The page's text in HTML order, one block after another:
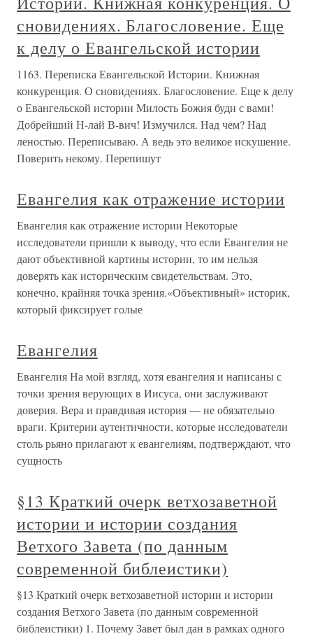
сновидениях. Благословение. Еще
к делу о Евангельской истории
1163. Переписка Евангельской Истории. Книжная
конкуренция. О сновидениях. Благословение. Еще к делу
о Евангельской истории Милость Божия буди с вами!
Добрейший Н-лай В-вич! Измучился. Над чем? Над
леностью. Переписываю. А ведь это великое искушение.
Поверить некому. Перепишут
Евангелия как отражение истории
Евангелия как отражение истории Некоторые
исследователи пришли к выводу, что если Евангелия не
дают объективной картины истории, то им нельзя
доверять как историческим свидетельствам. Это,
конечно, крайняя точка зрения.«Объективный» историк,
который фиксирует голые
Евангелия
Евангелия На мой взгляд, хотя евангелия и написаны с
точки зрения верующих в Иисуса, они заслуживают
доверия. Вера и правдивая история — не обязательно
враги. Критерии аутентичности, которые исследователи
столь рьяно прилагают к евангелиям, подтверждают, что
сущность
§13 Краткий очерк ветхозаветной
истории и истории создания
Ветхого Завета (по данным
современной библеистики)
§13 Краткий очерк ветхозаветной истории и истории
создания Ветхого Завета (по данным современной
библеистики) 1. Почему Завет был дан в рамках одного